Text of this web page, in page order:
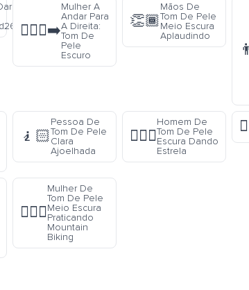
Skin-
🚶🏿‍♀️‍➡️
Mulher A
Andar Para
A Direita:
Tom De
Pele
Escuro
👏🏾
Mãos De
Tom De Pele
Meio Escura
Aplaudindo
🧎🏻
Pessoa De
Tom De Pele
Clara
Ajoelhada
🤸🏿‍♂️
Homem De
Tom De Pele
Escura Dando
Estrela
🚵🏾‍♀️
Mulher De
Tom De Pele
Meio Escura
Praticando
Mountain
Biking